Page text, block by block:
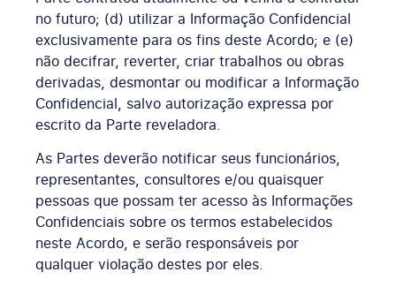
no futuro; (d) utilizar a Informação Confidencial
exclusivamente para os fins deste Acordo; e (e)
não decifrar, reverter, criar trabalhos ou obras
derivadas, desmontar ou modificar a Informação
Confidencial, salvo autorização expressa por
escrito da Parte reveladora.
As Partes deverão notificar seus funcionários,
representantes, consultores e/ou quaisquer
pessoas que possam ter acesso às Informações
Confidenciais sobre os termos estabelecidos
neste Acordo, e serão responsáveis por
qualquer violação destes por eles.